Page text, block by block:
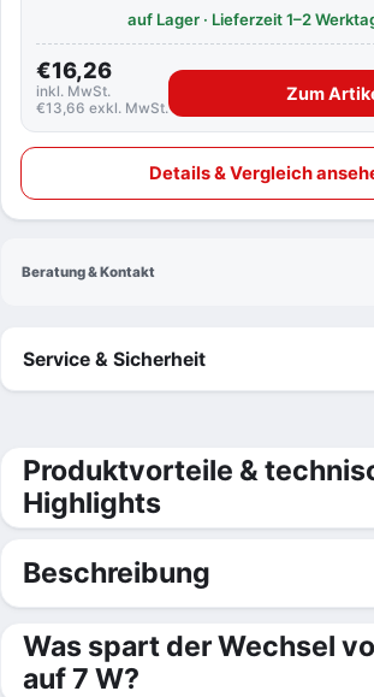
auf Lager · Lieferzeit 1–2
€16,26
inkl. MwSt.
€13,66 exkl. MwSt.
Zum
Details & Vergleich
Beratung & Kontakt
Service & Sicherheit
Produktvorteile &
Highlights
Beschreibung
Was spart der Wechsel
auf 7 W?